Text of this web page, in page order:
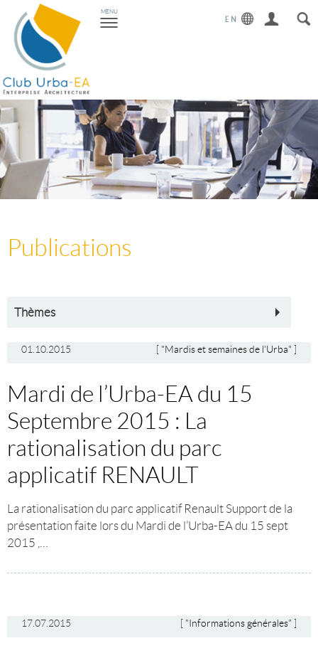
Toggle
navigation
MENU
Publications
Thèmes
01.10.2015 "Mardis et semaines de l'Urba"
Mardi de l’Urba-EA du 15
Septembre 2015 : La
rationalisation du parc
applicatif RENAULT
La rationalisation du parc applicatif Renault Support de la
présentation faite lors du Mardi de l’Urba-EA du 15 sept
2015 ,…
17.07.2015 "Informations générales"